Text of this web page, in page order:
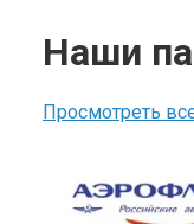
Наши
Просмотреть